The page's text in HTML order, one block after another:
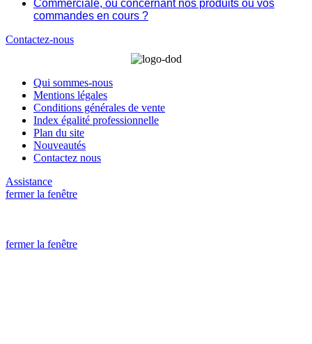
Commerciale, ou concernant nos produits ou vos
commandes en cours ?
Contactez-nous
Qui sommes-nous
Mentions légales
Conditions générales de vente
Index égalité professionnelle
Plan du site
Nouveautés
Contactez nous
Assistance
fermer la fenêtre
fermer la fenêtre